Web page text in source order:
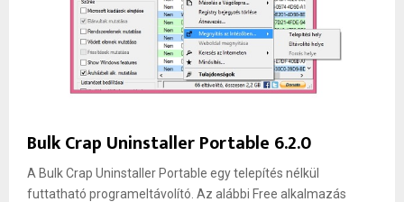
Bulk Crap Uninstaller Portable 6.2.0
A Bulk Crap Uninstaller Portable egy telepítés nélkül
futtatható programeltávolító. Az alábbi Free alkalmazás